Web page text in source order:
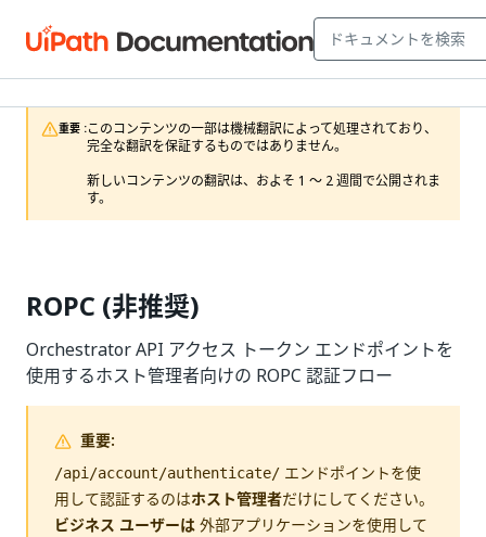
重要 :このコンテンツの一部は機械翻訳によって処理されており、
完全な翻訳を保証するものではありません。
新しいコンテンツの翻訳は、およそ 1 ～ 2 週間で公開されま
す。
ROPC (非推奨)
Orchestrator API アクセス トークン エンドポイントを
使用するホスト管理者向けの ROPC 認証フロー
重要:
/api/account/authenticate/ エンドポイントを使
用して認証するのはホスト管理者だけにしてください。
ビジネス ユーザーは外部アプリケーションを使用して